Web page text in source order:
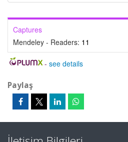
Captures
Mendeley - Readers: 11
- see details
Paylaş